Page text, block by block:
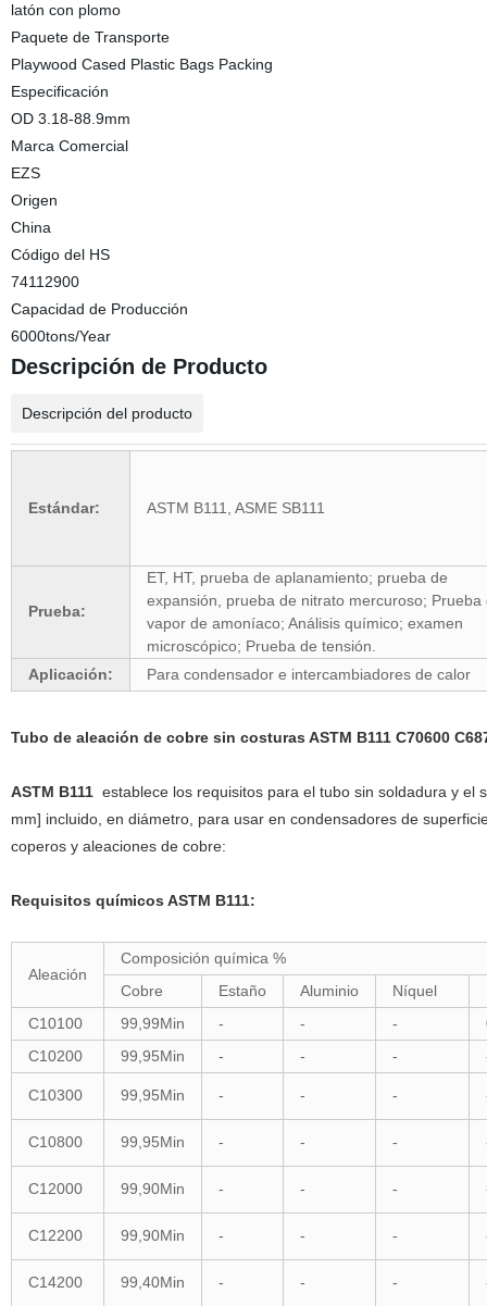
latón con plomo
Paquete de Transporte
Playwood Cased Plastic Bags Packing
Especificación
OD 3.18-88.9mm
Marca Comercial
EZS
Origen
China
Código del HS
74112900
Capacidad de Producción
6000tons/Year
Descripción de Producto
Descripción del producto
Estándar: ASTM B111, ASME SB111
Prueba:
ET, HT, prueba de aplanamiento; prueba de
expansión, prueba de nitrato mercuroso; Prueba
vapor de amoníaco; Análisis químico; examen
microscópico; Prueba de tensión.
Aplicación:
Para condensador e intercambiadores de calor
Tubo de aleación de cobre sin costuras ASTM B111 C70600
ASTM B111 establece los requisitos para el tubo sin soldadura y
mm] incluido, en diámetro, para usar en condensadores de
coperos y aleaciones de cobre:
Requisitos químicos ASTM B111:
Aleación
Composición química %
Cobre
Estaño Aluminio Níquel
C10100
99,99Min - - -
C10200
99,95Min - - -
C10300 99,95Min - - -
C10800 99,95Min - - -
C12000 99,90Min - - -
C12200 99,90Min - - -
C14200 99,40Min - - -